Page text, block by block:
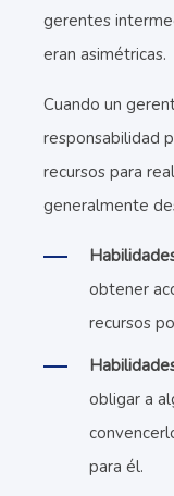
gerentes
eran asimétricas.
Cuando un
responsabilidad
recursos para
generalmente
obtener
recursos
obligar a
para él.